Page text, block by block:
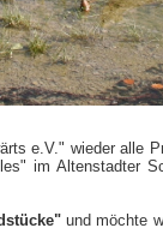
e.V." wieder alle
im Altenstadter
und möchte